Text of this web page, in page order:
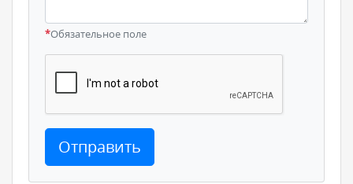
*Обязательное поле
Отправить